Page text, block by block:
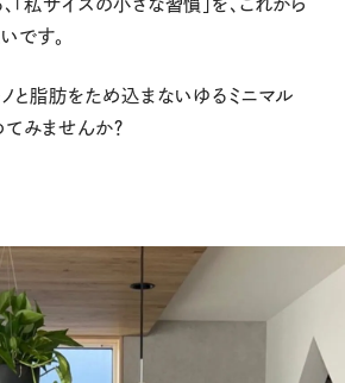
「私サイズの小さな習慣」を、これから
です。
と脂肪をため込まないゆるミニマル
てみませんか？